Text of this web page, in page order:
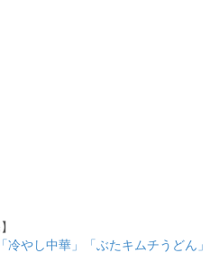
やし中華」「ぶたキムチうどん」